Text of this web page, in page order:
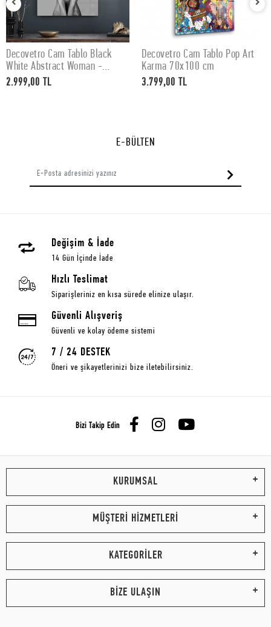
SEPETE EKLE
Decovetro Cam Tablo Black
White Abstract Woman -
50x70 cm
2.999,00 TL
SEPETE EKLE
Decovetro Cam Tablo Pop Art
Karma 70x100 cm
3.799,00 TL
E-BÜLTEN
Değişim & İade
14 Gün İçinde İade
Hızlı Teslimat
Siparişleriniz en kısa sürede elinize ulaşır.
Güvenli Alışveriş
Güvenli ve kolay ödeme sistemi
7 / 24 DESTEK
Öneri ve şikayetlerinizi bize iletebilirsiniz.
Bizi Takip Edin
KURUMSAL
MÜŞTERİ HİZMETLERİ
KATEGORİLER
BİZE ULAŞIN